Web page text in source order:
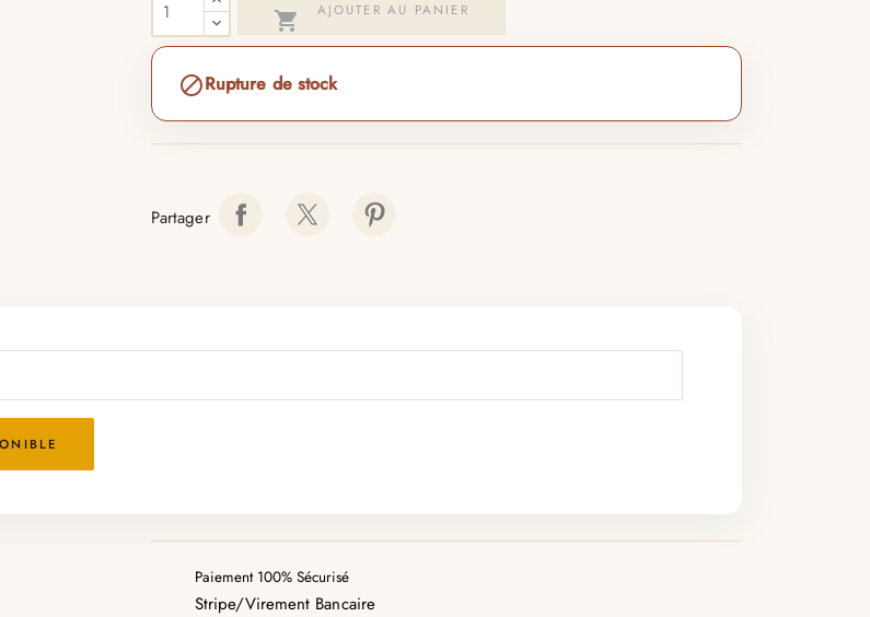
 AJOUTER AU PANIER
Rupture de stock
Partager
Paiement 100% Sécurisé
Stripe/Virement Bancaire